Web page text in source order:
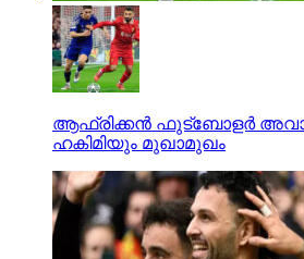
ആഫ്രിക്കന്‍ ഫുട്‌ബോളര്‍
ഹകിമിയും മുഖാമുഖം